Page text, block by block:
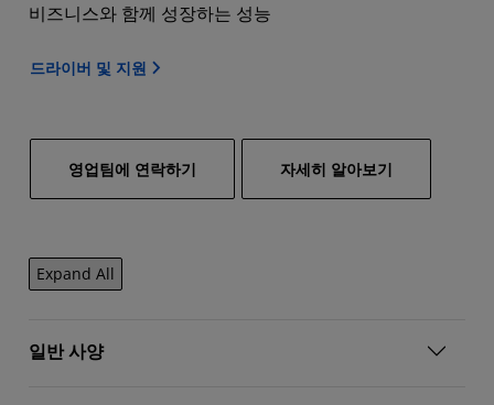
비즈니스와 함께 성장하는 성능
드라이버 및 지원
영업팀에 연락하기 자세히 알아보기
Expand All
일반 사양